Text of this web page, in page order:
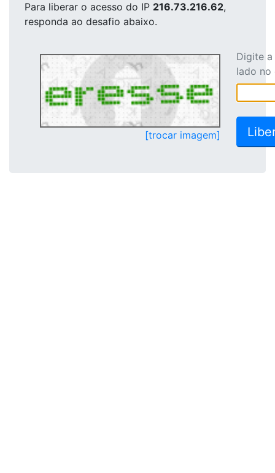
Para liberar o acesso do IP 216.73.216.62,
responda ao desafio abaixo.
[trocar imagem]
Digite
lado no